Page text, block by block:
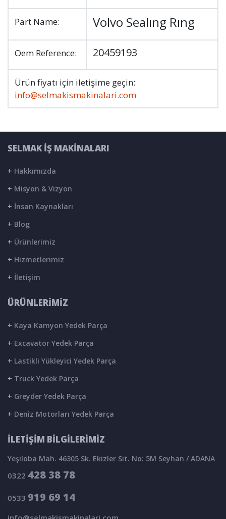
Part Name: Volvo Sealıng Rıng
Oem Reference: 20459193
Ürün fiyatı için iletişime geçin:
info@selmakismakinalari.com
SELMAK İŞ MAKİNALARI
+ Hakkımızda
+ Misyon & Vizyon
+ İnsan Kaynakları
+ Blog
+ Ürünlerimiz
+ Hizmetlerimiz
+ İletişim
ÜRÜNLERİMİZ
+ Kaya Kamyon Yedek Parça
+ Excavator Yedek Parça
+ Lastikli Yükleyici Yedek Parça
+ Truck Yedek Parça
+ Greyder Yedek Parça
+ Deniz Motorları Yedek Parça
İLETİŞİM BİLGİLERİMİZ
Yeşiloba Mah. 46305 Sk. Ekizler Sit. No: 5M Seyhan / ADANA
0322 428 38 78
0533 919 69 14